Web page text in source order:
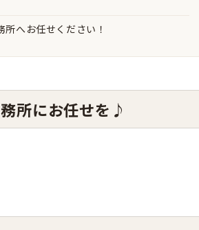
へお任せください！
所にお任せを♪